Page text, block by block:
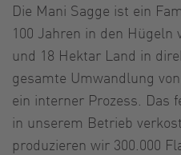
Die Mani Sagge ist ein
100 Jahren in den Hügeln
und 18 Hektar Land in
gesamte Umwandlung
ein interner Prozess. Das
in unserem Betrieb
produzieren wir 300.000